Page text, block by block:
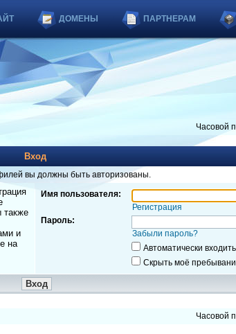
ДОМЕНЫ ПАРТНЕРАМ
Часовой
Вход
вы должны быть авторизованы.
также
и
на
Имя пользователя:
Регистрация
Пароль:
Забыли пароль?
Автоматически
Скрыть моё
Часовой